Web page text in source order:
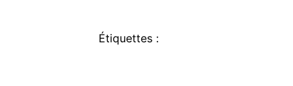
Étiquettes :